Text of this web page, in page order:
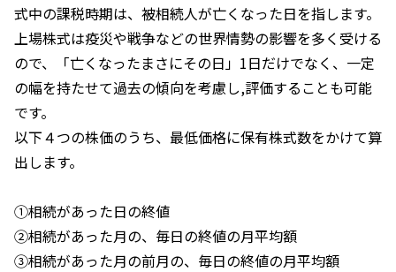
式中の課税時期は、被相続人が亡くなった日を指します。
上場株式は疫災や戦争などの世界情勢の影響を多く受ける
ので、「亡くなったまさにその日」1日だけでなく、一定
の幅を持たせて過去の傾向を考慮し,評価することも可能
です。
以下４つの株価のうち、最低価格に保有株式数をかけて算
出します。
①相続があった日の終値
②相続があった月の、毎日の終値の月平均額
③相続があった月の前月の、毎日の終値の月平均額